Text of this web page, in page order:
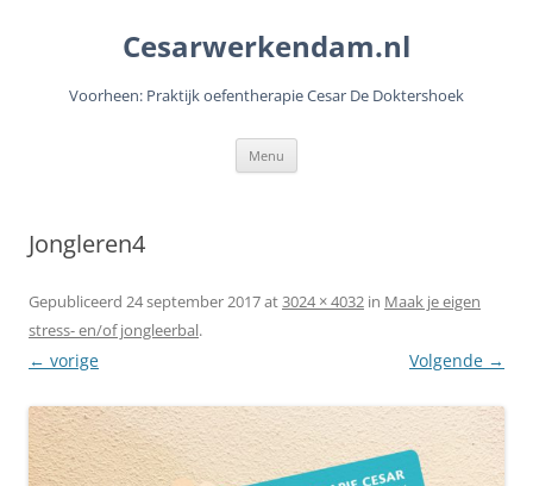
Cesarwerkendam.nl
Voorheen: Praktijk oefentherapie Cesar De Doktershoek
Menu
Jongleren4
Gepubliceerd 24 september 2017at3024 × 4032 in Maak je eigen
stress- en/of jongleerbal.
← vorige Volgende →